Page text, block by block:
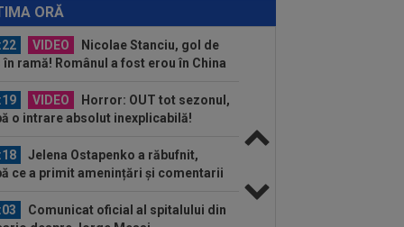
ORĂ
în ramă! Românul a fost erou în China
VIDEO
Horror: OUT tot sezonul,
o intrare absolut inexplicabilă!
Jelena Ostapenko a răbufnit,
ce a primit amenințări și comentarii
Comunicat oficial al spitalului din
despre Jorge Messi
Giovanni Becali a vorbit despre